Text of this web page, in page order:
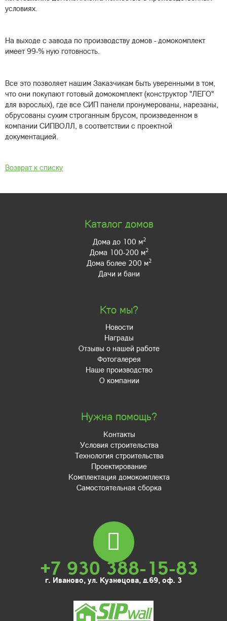
условиях.
На выходе с завода по производству домов - домокомплект
имеет 99-% ную готовность.
Все это позволяет нашим Заказчикам быть уверенными в том,
что они покупают готовый домокомплект (конструктор "ЛЕГО"
для взрослых), где все СИП панели пронумерованы, нарезаны,
обрусованы сухим строганным брусом, произведенном в
компании СИПВОЛЛ, в соответствии с проектной
документацией.
Возврат к списку
Каталог домов
Дома до 100 м2
Дома 100-200 м2
Дома более 200 м2
Дачи и бани
Кто мы?
Новости
Награды
Отзывы о нашей работе
Фотогалерея
Наше производство
О компании
Нужна помощь?
Контакты
Условия строительства
Технология строительства
Проектирование
Комплектация домокомплекта
Самостоятельная сборка
+7 930 388-15-83
г. Иваново, ул. Кузнецова, д.69, оф. 3